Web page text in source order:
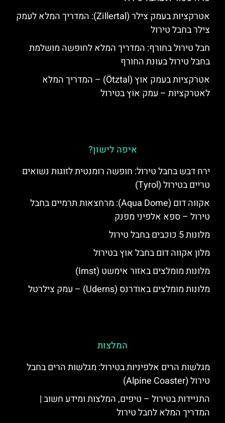
אטרקציות בעמק צילר (Zillertal): המדריך המלא לעמק
צילר בחבל טירול
חבל טירול בחורף: המדריך המלא לחופשה מושלמת
בחבל טירול בעונת החורף
אטרקציות בעמק אוץ (Ötztal) – המדריך המלא
לאטרקציות – עמק אוץ בטירול
איפה לישון?
ירח דבש בחבל טירול: חופשה רומנטית לזוגות נשואים
טריים בטירול (Tyrol)
אקווה דום (Aqua Dome): מרחצאות תרמיים בחבל
טירול – ספא אלפיני מפנק
מלונות 5 כוכבים בחבל טירול
מלון אקווה דום בחבל אוץ בטירול
מלונות מומלצים באזור אימשט (Imst)
מלונות מומלצים באודרנס (Uderns) – עמק צילרטל
המלצות
מגלשות הרים אלפיניות בטירול: מגלשות הרים בחבל
טירול (Alpine Coaster)
התניידות בטירול – טיפים, המלצות ומידע חשוב |
המדריך המלא לחבל טירול